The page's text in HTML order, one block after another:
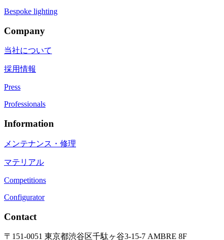
Bespoke lighting
Company
当社について
採用情報
Press
Professionals
Information
メンテナンス・修理
マテリアル
Competitions
Configurator
Contact
〒151-0051 東京都渋谷区千駄ヶ谷3-15-7 AMBRE 8F